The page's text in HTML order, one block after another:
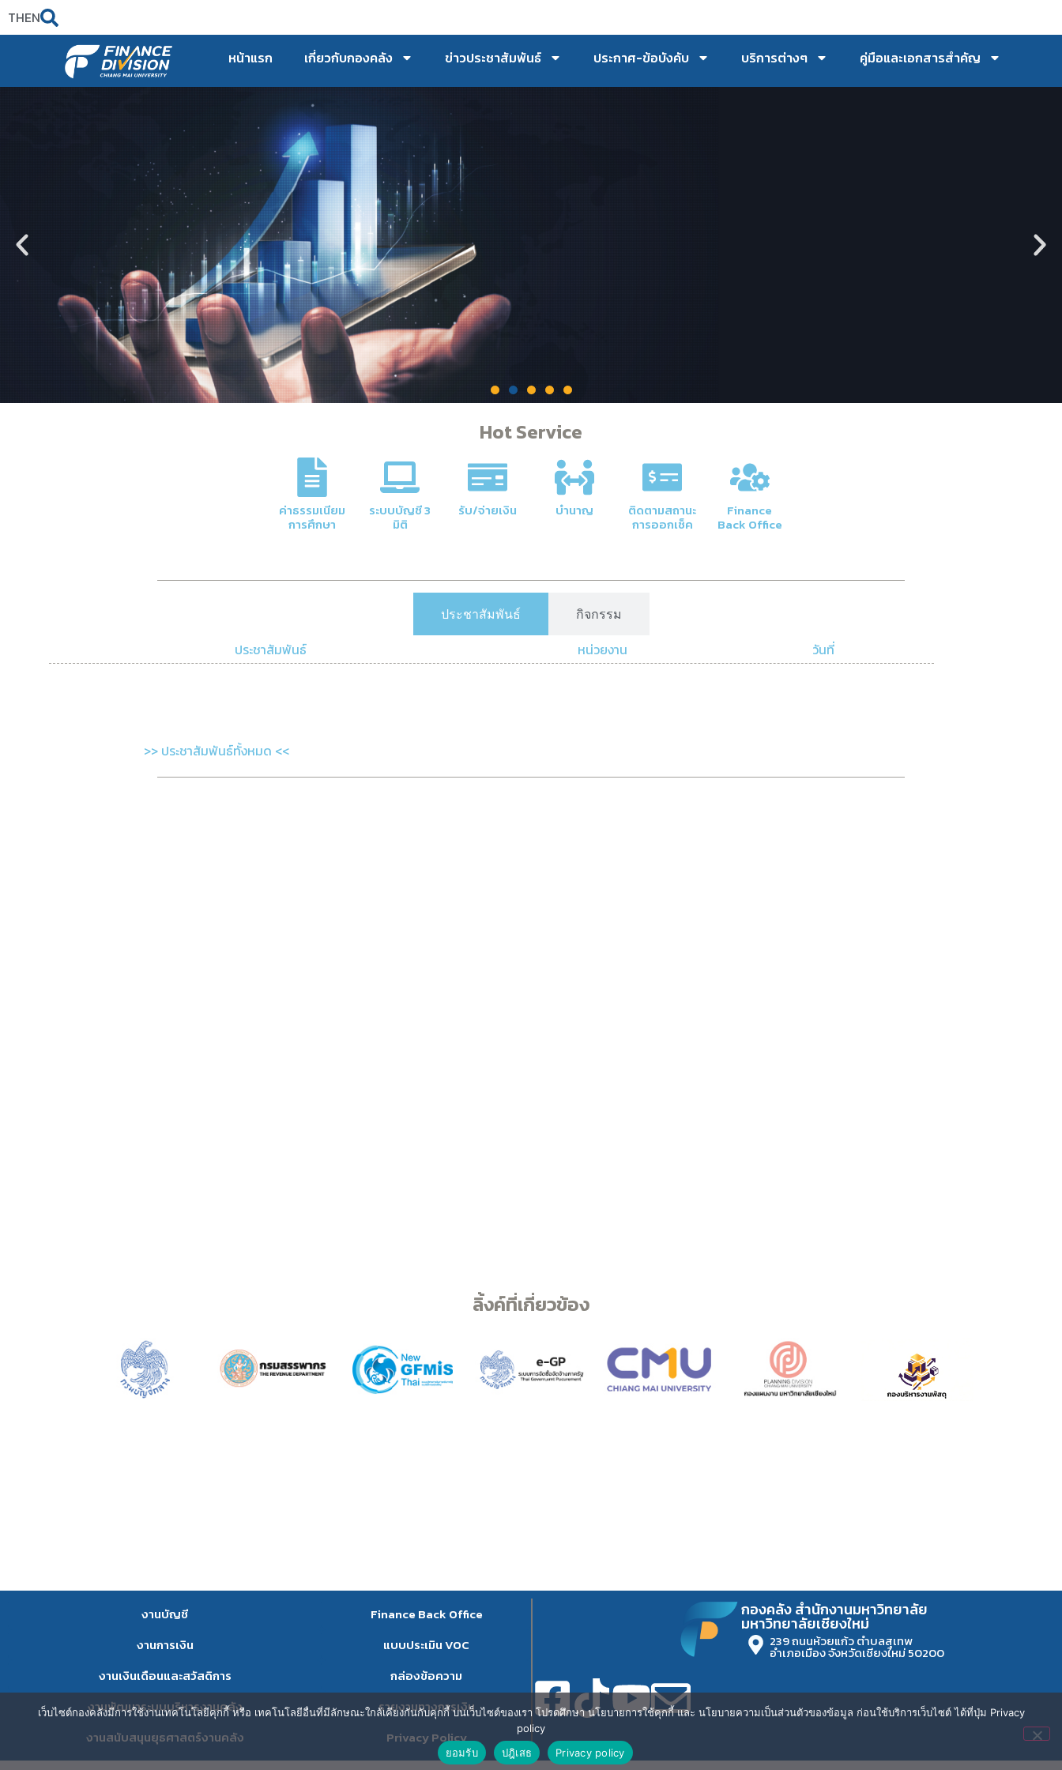
THEN
หน้าแรก เกี่ยวกับกองคลัง ข่าวประชาสัมพันธ์ ประกาศ-ข้อบังคับ บริการต่างๆ คู่มือและเอกสารสำคัญ
ภารกิจหลักของกองคลัง
การจัดการด้านการเงินและบัญชีของมหาวิทยาลัยให้มี
ความโปร่งใสและมีประสิทธิภาพ
Hot Service
ค่าธรรมเนียม
การศึกษา
ระบบบัญชี 3
มิติ
รับ/จ่ายเงิน บำนาญ ติดตามสถานะ
การออกเช็ค
Finance
Back Office
ประชาสัมพันธ์ กิจกรรม
ประชาสัมพันธ์ หน่วยงาน วันที่
>> ประชาสัมพันธ์ทั้งหมด <<
ลิ้งค์ที่เกี่ยวข้อง
งานบัญชี
งานการเงิน
งานเงินเดือนและสวัสดิการ
งานพัฒนาระบบบริหารงานคลัง
งานสนับสนุนยุธศาสตร์งานคลัง
Finance Back Office
แบบประเมิน VOC
กล่องข้อความ
รายงานทางการเงิน
Privacy Policy
กองคลัง สำนักงานมหาวิทยาลัย
มหาวิทยาลัยเชียงใหม่
239 ถนนห้วยแก้ว ตำบลสุเทพ
อำเภอเมือง จังหวัดเชียงใหม่ 50200
เว็บไซต์กองคลังมีการใช้งานเทคโนโลยีคุกกี้ หรือ เทคโนโลยีอื่นที่มีลักษณะใกล้เคียงกันกับคุกกี้ บนเว็บไซต์ของเรา โปรดศึกษา นโยบายการใช้คุกกี้ และ นโยบายความเป็นส่วนตัวของข้อมูล ก่อนใช้บริการเว็บไซต์ ได้ที่ปุ่ม Privacy
policy
ยอมรับ
ปฎิเสธ Privacy policy